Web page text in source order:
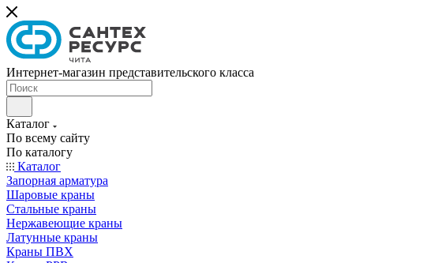
Интернет-магазин представительского класса
Каталог
По всему сайту
По каталогу
Каталог
Запорная арматура
Шаровые краны
Стальные краны
Нержавеющие краны
Латунные краны
Краны ПВХ